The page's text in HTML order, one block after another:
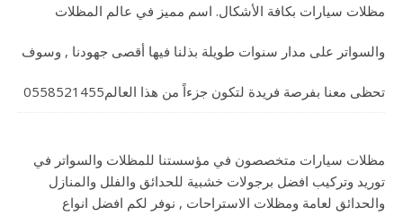
مظلات سيارات بكافة الأشكال. اسم مميز في عالم المظلات
والسواتر على مدار سنوات طويلة بذلنا فيها أقصى جهودنا , وسوف
تحظى معنا بفرصة فريدة لتكون جزءاً من هذا العالم0558521455
مظلات سيارات متخصصون في مؤسستنا للمظلات والسواتر في
توريد وتركيب افضل برجولات خشبية للحدائق والفلل والمنازل
والحدائق لعامة ومظلات الاستراحات , نوفر لكم افضل انواع